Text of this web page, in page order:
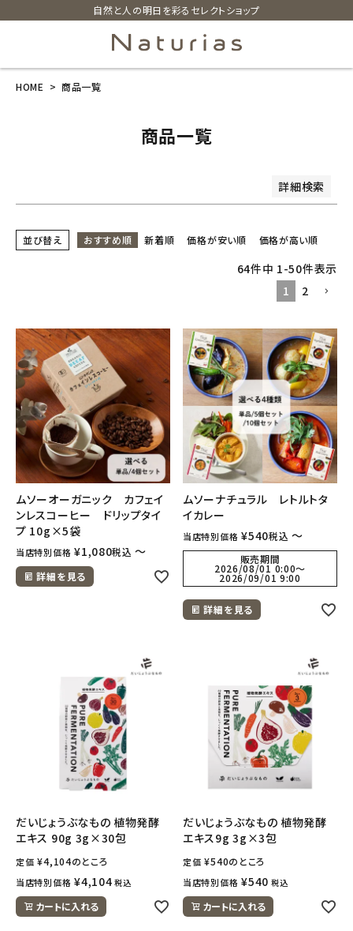
自然と人の明日を彩るセレクトショップ
カテゴリーから探す
日用品雑貨
フェムケア
インナー・下着・ナイトウェア
キッズ・ベビー・マタニティ
キッチン用品
フード・ドリンク
オリジナルブランド
ナチュラムーン
エコリュクス
ナチュラプラス
アルマウィン
アルモニベルツ
HOME 商品一覧
商品一覧
詳細検索
商品番号/JANコード
並び替え おすすめ順 新着順 価格が安い順 価格が高い順
64件中 1-50件表示
1
2
ムソーオーガニック カフェイ
ンレスコーヒー ドリップタイ
プ 10g×5袋
当店特別価格 ¥1,080税込 〜
詳細を見る
ムソーナチュラル レトルトタ
イカレー
当店特別価格 ¥540税込 〜
販売期間
2026/08/01 0:00〜
2026/09/01 9:00
詳細を見る
だいじょうぶなもの 植物発酵
エキス 90g 3g×30包
定価 ¥4,104のところ
当店特別価格 ¥4,104 税込
カートに入れる
だいじょうぶなもの 植物発酵
エキス9g 3g×3包
定価 ¥540のところ
当店特別価格 ¥540 税込
カートに入れる